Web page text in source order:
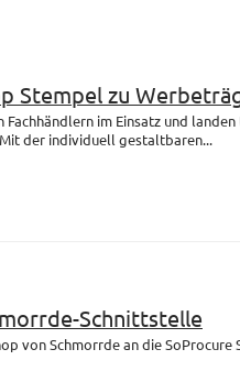
Stempel zu
im Einsatz und
der individuell gestaltbaren...
Schnittstelle
von Schmorrde an die SoProcure